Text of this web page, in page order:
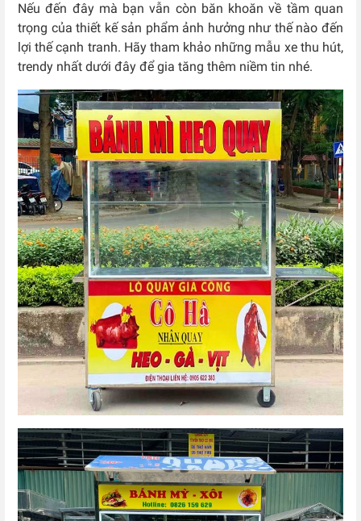
Nếu đến đây mà bạn vẫn còn băn khoăn về tầm quan
trọng của thiết kế sản phẩm ảnh hưởng như thế nào đến
lợi thế cạnh tranh. Hãy tham khảo những mẫu xe thu hút,
trendy nhất dưới đây để gia tăng thêm niềm tin nhé.